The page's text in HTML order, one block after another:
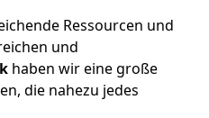
Ressourcen und
und
haben wir eine große
die nahezu jedes